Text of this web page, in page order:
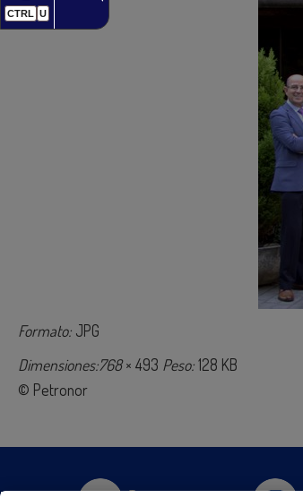
CTRL U
Formato: JPG
Dimensiones:768× 493 Peso:128 KB
© Petronor
Twitter